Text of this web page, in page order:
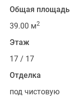
Общая площадь
39.00 м2
Этаж
17 / 17
Отделка
под чистовую